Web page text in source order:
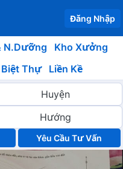
Đăng Nhập
N.Dưỡng
Kho Xưởng
Biệt Thự Liền Kề
Yêu Cầu Tư Vấn